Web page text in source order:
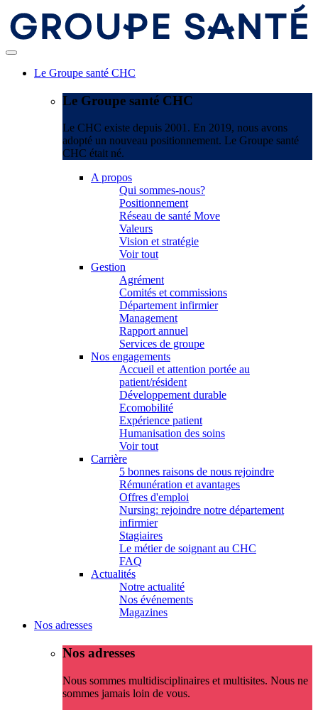
Le Groupe santé CHC
Le Groupe santé CHC
Le CHC existe depuis 2001. En 2019, nous avons
adopté un nouveau positionnement. Le Groupe santé
CHC était né.
A propos
Qui sommes-nous?
Positionnement
Réseau de santé Move
Valeurs
Vision et stratégie
Voir tout
Gestion
Agrément
Comités et commissions
Département infirmier
Management
Rapport annuel
Services de groupe
Nos engagements
Accueil et attention portée au
patient/résident
Développement durable
Ecomobilité
Expérience patient
Humanisation des soins
Voir tout
Carrière
5 bonnes raisons de nous rejoindre
Rémunération et avantages
Offres d'emploi
Nursing: rejoindre notre département
infirmier
Stagiaires
Le métier de soignant au CHC
FAQ
Actualités
Notre actualité
Nos événements
Magazines
Nos adresses
Nos adresses
Nous sommes multidisciplinaires et multisites. Nous ne
sommes jamais loin de vous.